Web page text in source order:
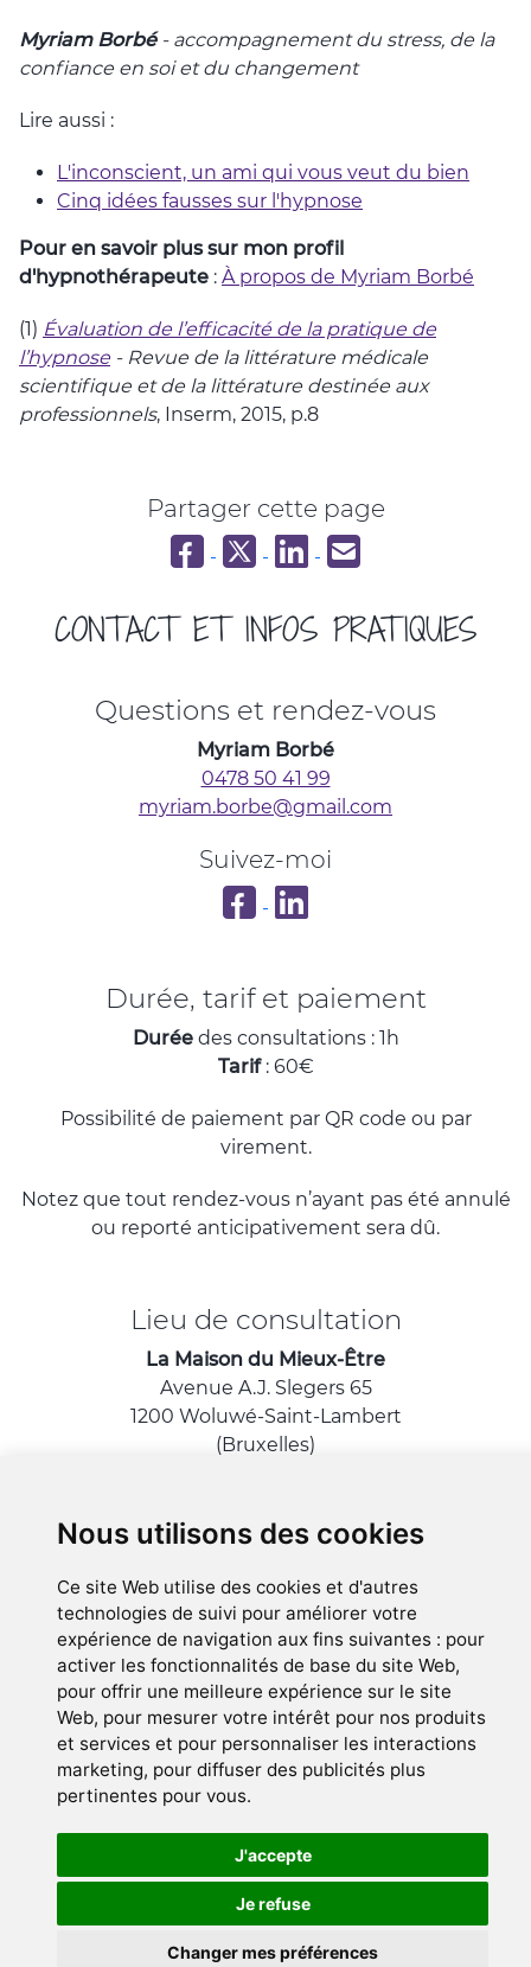
Nous utilisons des cookies
Ce site Web utilise des cookies et d'autres
technologies de suivi pour améliorer votre
expérience de navigation aux fins suivantes : pour
activer les fonctionnalités de base du site Web,
pour offrir une meilleure expérience sur le site
Web, pour mesurer votre intérêt pour nos produits
et services et pour personnaliser les interactions
marketing, pour diffuser des publicités plus
pertinentes pour vous.
J'accepte
Je refuse
Changer mes préférences
Myriam Borbé- accompagnement du stress, de la
confiance en soi et du changement
Lire aussi :
L'inconscient, un ami qui vous veut du bien
Cinq idées fausses sur l'hypnose
Pour en savoir plus sur mon profil
d'hypnothérapeute : À propos de Myriam Borbé
(1) Évaluation de l’efficacité de la pratique de
l’hypnose - Revue de la littérature médicale
scientifique et de la littérature destinée aux
professionnels, Inserm, 2015, p.8
Partager cette page
Partager sur Facebook
Partager sur Twitter
Partager sur LinkedIn
Partager par email
CONTACT ET INFOS PRATIQUES
Questions et rendez-vous
Myriam Borbé
0478 50 41 99
myriam.borbe@gmail.com
Suivez-moi
Apaiser et Oser sur Facebook
Mon profil LinkedIn
Durée, tarif et paiement
Duréedes consultations : 1h
Tarif: 60€
Possibilité de paiement par QR code ou par
virement.
Notez que tout rendez-vous n’ayant pas été annulé
ou reporté anticipativement sera dû.
Lieu de consultation
La Maison du Mieux-Être
Avenue A.J. Slegers 65
1200 Woluwé-Saint-Lambert
(Bruxelles)
© Myriam Borbé 2018-2026 - version 3.119.0
Politique des cookies
Préférences des cookies
No Result Website Carbon